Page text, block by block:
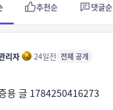
추천순 댓글순
리자· ·24일전 전체 공개
용 글 1784250416273